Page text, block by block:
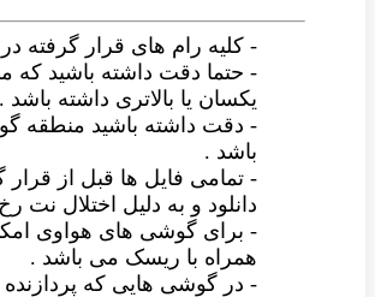
- کلیه رام های قرار
- حتما دقت داشته باشید که
یکسان یا بالاتری داشته باشد .
- دقت داشته باشید منطقه
باشد .
- تمامی فایل ها قبل از
دانلود و به دلیل اختلال نت
- برای گوشی های هواوی
همراه با ریسک می باشد .
- در گوشی هایی که